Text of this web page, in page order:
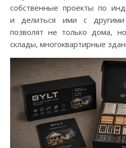
собственные проекты по
и делиться ими с другими
позволят не только дома,
склады, многоквартирные